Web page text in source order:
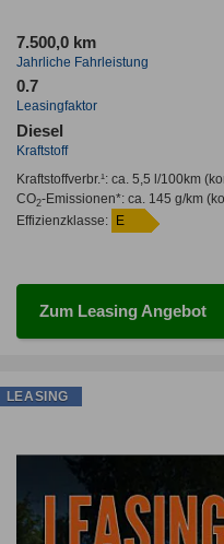
7.500,0 km
Jahrliche Fahrleistung
0.7
Leasingfaktor
Diesel
Kraftstoff
Kraftstoffverbr.¹: ca. 5,5 l/100km
CO2-Emissionen*: ca. 145 g/km
Effizienzklasse:
E
Zum Leasing Angebot
LEASING